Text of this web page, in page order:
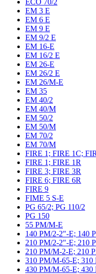
ECO 70/2
EM 3 E
EM 6 E
EM 9 E
EM 9/2 E
EM 16-E
EM 16/2 E
EM 26-E
EM 26/2 E
EM 26/M-E
EM 35
EM 40/2
EM 40/M
EM 50/2
EM 50/M
EM 70/2
EM 70/M
FIRE 1; FIRE 1C;
FIRE 1; FIRE 1R
FIRE 3; FIRE 3R
FIRE 6; FIRE 6R
FIRE 9
FIME 5 S-E
PG 65/2; PG 110/2
PG 150
55 PM/M-E
140 PM/2-2"-E; 140
210 PM/2-2"-E; 210
210 PM/M-2-E; 210
310 PM/M-65-E; 310
430 PM/M-65-E; 430